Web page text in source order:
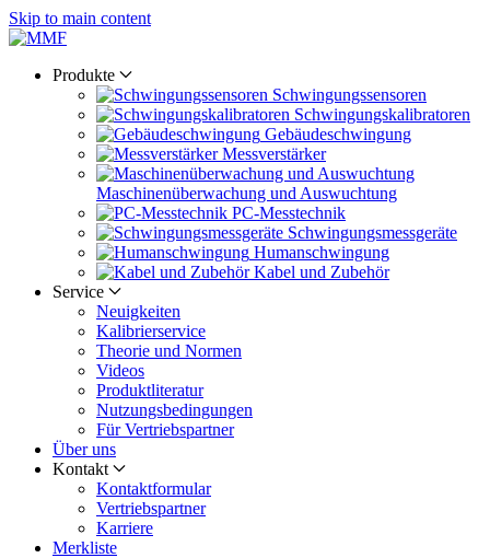
Skip to main content
Produkte
Schwingungs­sensoren
Schwingungs­kalibratoren
Gebäude­schwingung
Messverstärker
Maschinen­überwachung und Auswuchtung
PC-Messtechnik
Schwingungs­messgeräte
Human­schwingung
Kabel und Zubehör
Service
Neuigkeiten
Kalibrier­service
Theorie und Normen
Videos
Produkt­literatur
Nutzungs­bedingungen
Für Vertriebs­partner
Über uns
Kontakt
Kontaktformular
Vertriebs­partner
Karriere
Merkliste